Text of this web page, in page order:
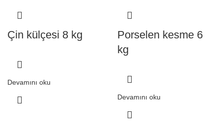
Çin külçesi 8 kg
Devamını oku
Porselen kesme 6
kg
Devamını oku